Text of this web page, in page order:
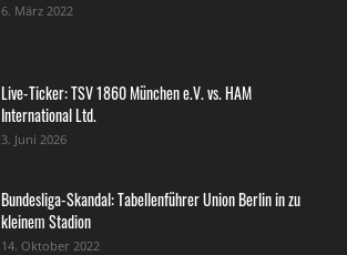
6. März 2022
Live-Ticker: TSV 1860 München e.V. vs. HAM
International Ltd.
3. Juni 2026
Bundesliga-Skandal: Tabellenführer Union Berlin in zu
kleinem Stadion
14. Oktober 2022